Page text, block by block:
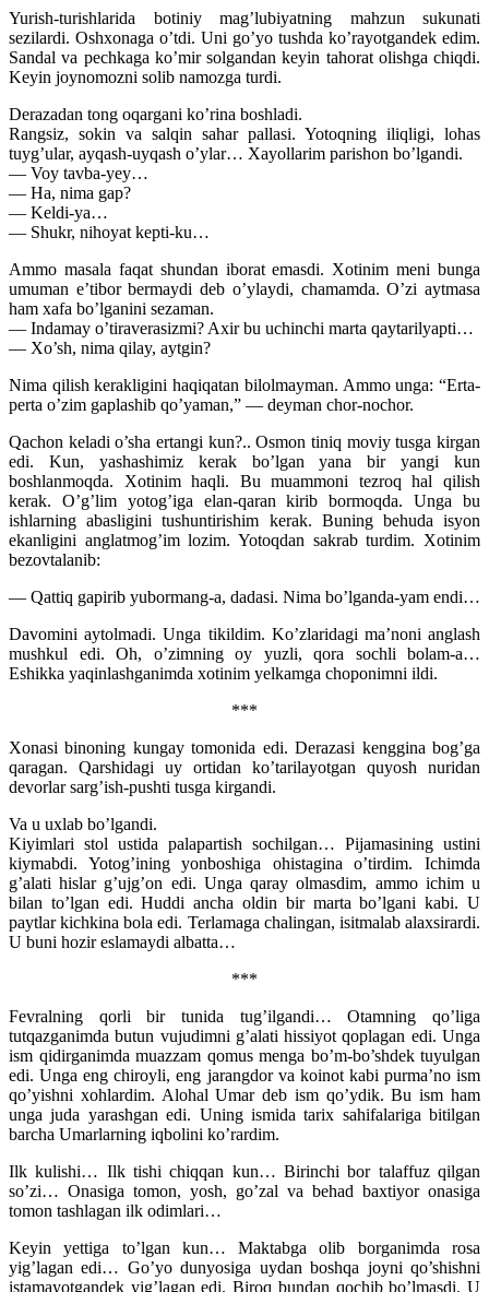
Yurish-turishlarida botiniy mag’lubiyatning mahzun sukunati
sezilardi. Oshxonaga o’tdi. Uni go’yo tushda ko’rayotgandek edim.
Sandal va pechkaga ko’mir solgandan keyin tahorat olishga chiqdi.
Keyin joynomozni solib namozga turdi.
Derazadan tong oqargani ko’rina boshladi.
Rangsiz, sokin va salqin sahar pallasi. Yotoqning iliqligi, lohas
tuyg’ular, ayqash-uyqash o’ylar… Xayollarim parishon bo’lgandi.
— Voy tavba-yey…
— Ha, nima gap?
— Keldi-ya…
— Shukr, nihoyat kepti-ku…
Ammo masala faqat shundan iborat emasdi. Xotinim meni bunga
umuman e’tibor bermaydi deb o’ylaydi, chamamda. O’zi aytmasa
ham xafa bo’lganini sezaman.
— Indamay o’tiraverasizmi? Axir bu uchinchi marta qaytarilyapti…
— Xo’sh, nima qilay, aytgin?
Nima qilish kerakligini haqiqatan bilolmayman. Ammo unga: “Erta-
perta o’zim gaplashib qo’yaman,” — deyman chor-nochor.
Qachon keladi o’sha ertangi kun?.. Osmon tiniq moviy tusga kirgan
edi. Kun, yashashimiz kerak bo’lgan yana bir yangi kun
boshlanmoqda. Xotinim haqli. Bu muammoni tezroq hal qilish
kerak. O’g’lim yotog’iga elan-qaran kirib bormoqda. Unga bu
ishlarning abasligini tushuntirishim kerak. Buning behuda isyon
ekanligini anglatmog’im lozim. Yotoqdan sakrab turdim. Xotinim
bezovtalanib:
— Qattiq gapirib yubormang-a, dadasi. Nima bo’lganda-yam endi…
Davomini aytolmadi. Unga tikildim. Ko’zlaridagi ma’noni anglash
mushkul edi. Oh, o’zimning oy yuzli, qora sochli bolam-a…
Eshikka yaqinlashganimda xotinim yelkamga choponimni ildi.
***
Xonasi binoning kungay tomonida edi. Derazasi kenggina bog’ga
qaragan. Qarshidagi uy ortidan ko’tarilayotgan quyosh nuridan
devorlar sarg’ish-pushti tusga kirgandi.
Va u uxlab bo’lgandi.
Kiyimlari stol ustida palapartish sochilgan… Pijamasining ustini
kiymabdi. Yotog’ining yonboshiga ohistagina o’tirdim. Ichimda
g’alati hislar g’ujg’on edi. Unga qaray olmasdim, ammo ichim u
bilan to’lgan edi. Huddi ancha oldin bir marta bo’lgani kabi. U
paytlar kichkina bola edi. Terlamaga chalingan, isitmalab alaxsirardi.
U buni hozir eslamaydi albatta…
***
Fevralning qorli bir tunida tug’ilgandi… Otamning qo’liga
tutqazganimda butun vujudimni g’alati hissiyot qoplagan edi. Unga
ism qidirganimda muazzam qomus menga bo’m-bo’shdek tuyulgan
edi. Unga eng chiroyli, eng jarangdor va koinot kabi purma’no ism
qo’yishni xohlardim. Alohal Umar deb ism qo’ydik. Bu ism ham
unga juda yarashgan edi. Uning ismida tarix sahifalariga bitilgan
barcha Umarlarning iqbolini ko’rardim.
Ilk kulishi… Ilk tishi chiqqan kun… Birinchi bor talaffuz qilgan
so’zi… Onasiga tomon, yosh, go’zal va behad baxtiyor onasiga
tomon tashlagan ilk odimlari…
Keyin yettiga to’lgan kun… Maktabga olib borganimda rosa
yig’lagan edi… Go’yo dunyosiga uydan boshqa joyni qo’shishni
istamayotgandek yig’lagan edi. Biroq bundan qochib bo’lmasdi. U